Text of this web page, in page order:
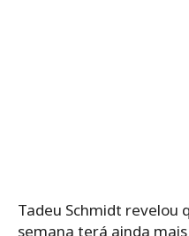
Tadeu Schmidt revelou
semana terá ainda